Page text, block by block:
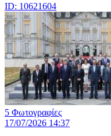
ID: 10621604
5 Φωτογραφίες
17/07/2026 14:37